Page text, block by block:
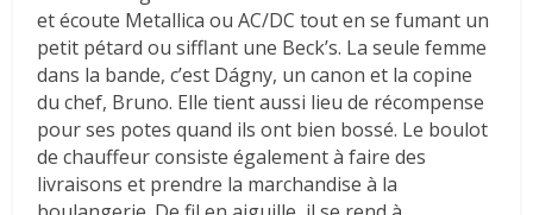
et écoute Metallica ou AC/DC tout en se fumant un
petit pétard ou sifflant une Beck’s. La seule femme
dans la bande, c’est Dágny, un canon et la copine
du chef, Bruno. Elle tient aussi lieu de récompense
pour ses potes quand ils ont bien bossé. Le boulot
de chauffeur consiste également à faire des
livraisons et prendre la marchandise à la